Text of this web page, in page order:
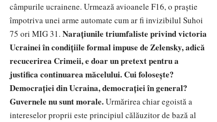
câmpurile ucrainene. Urmează avioanele F16, o praștie
împotriva unei arme automate cum ar fi invizibilul Suhoi
75 ori MIG 31. Narațiunile triumfaliste privind victoria
Ucrainei în condițiile formal impuse de Zelensky, adică
recucerirea Crimeii, e doar un pretext pentru a
justifica continuarea măcelului. Cui folosește?
Democrației din Ucraina, democrației în general?
Guvernele nu sunt morale.Urmărirea chiar egoistă a
intereselor proprii este principiul călăuzitor de bază al